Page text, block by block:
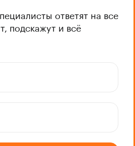
ответят на все
подскажут и всё